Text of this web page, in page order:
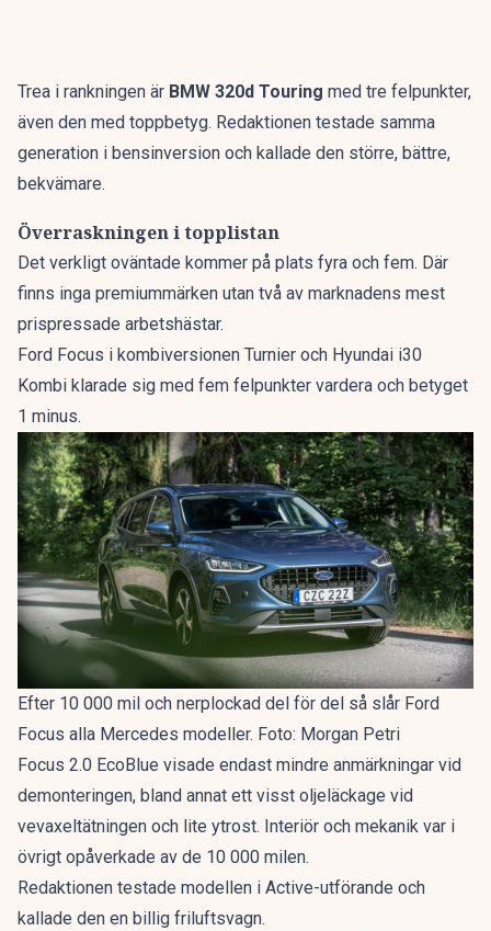
Trea i rankningen är BMW 320d Touring med tre felpunkter,
även den med toppbetyg. Redaktionen testade samma
generation i bensinversion och kallade den större, bättre,
bekvämare.
Överraskningen i topplistan
Det verkligt oväntade kommer på plats fyra och fem. Där
finns inga premiummärken utan två av marknadens mest
prispressade arbetshästar.
Ford Focus i kombiversionen Turnier och Hyundai i30
Kombi klarade sig med fem felpunkter vardera och betyget
1 minus.
Efter 10 000 mil och nerplockad del för del så slår Ford
Focus alla Mercedes modeller. Foto: Morgan Petri
Focus 2.0 EcoBlue visade endast mindre anmärkningar vid
demonteringen, bland annat ett visst oljeläckage vid
vevaxeltätningen och lite ytrost. Interiör och mekanik var i
övrigt opåverkade av de 10 000 milen.
Redaktionen testade modellen i Active-utförande och
kallade den en billig friluftsvagn.